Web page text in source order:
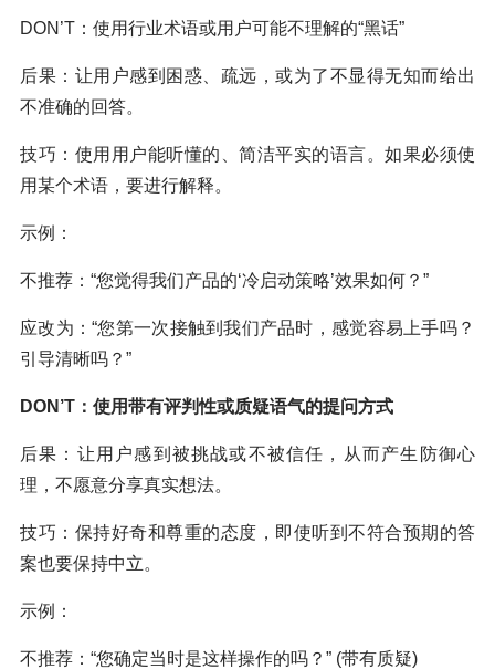
DON’T：使用行业术语或用户可能不理解的“黑话”
后果：让用户感到困惑、疏远，或为了不显得无知而给出
不准确的回答。
技巧：使用用户能听懂的、简洁平实的语言。如果必须使
用某个术语，要进行解释。
示例：
不推荐：“您觉得我们产品的‘冷启动策略’效果如何？”
应改为：“您第一次接触到我们产品时，感觉容易上手吗？
引导清晰吗？”
DON’T：使用带有评判性或质疑语气的提问方式
后果：让用户感到被挑战或不被信任，从而产生防御心
理，不愿意分享真实想法。
技巧：保持好奇和尊重的态度，即使听到不符合预期的答
案也要保持中立。
示例：
不推荐：“您确定当时是这样操作的吗？” (带有质疑)